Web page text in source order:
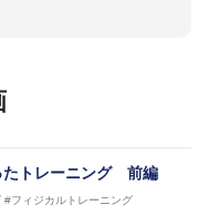
レティックトレーナーと
WJBL、社会人ラグビー、
、専門学校などの教育機関
育成にも力を入れている。
たトレーニング 前編
#フィジカルトレーニング